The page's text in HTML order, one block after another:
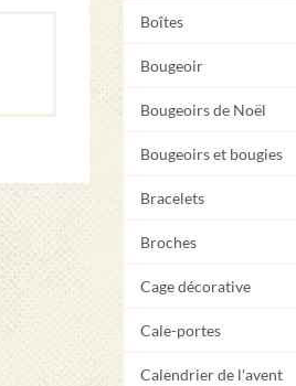
Boîtes
Bougeoir
Bougeoirs de Noël
Bougeoirs et bougies
Bracelets
Broches
Cage décorative
Cale-portes
Calendrier de l'avent